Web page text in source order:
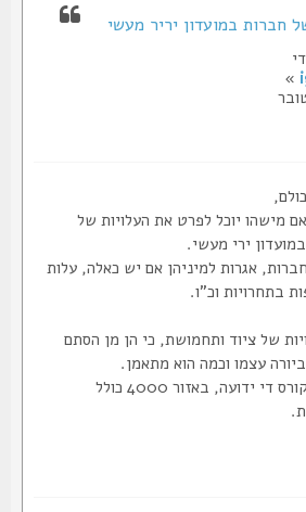
במועדון יריר מעשי
יוכל לפרט את העלויות של
ירי מעשי.
אגרות למיניהן אם יש כאלה, עלות
וכ"ו.
של ציוד ותחמושת, כי הן מן הסתם
עצמו וכמה הוא מתאמן.
עלות הקורס די ידועה, באזור 4000 כולל